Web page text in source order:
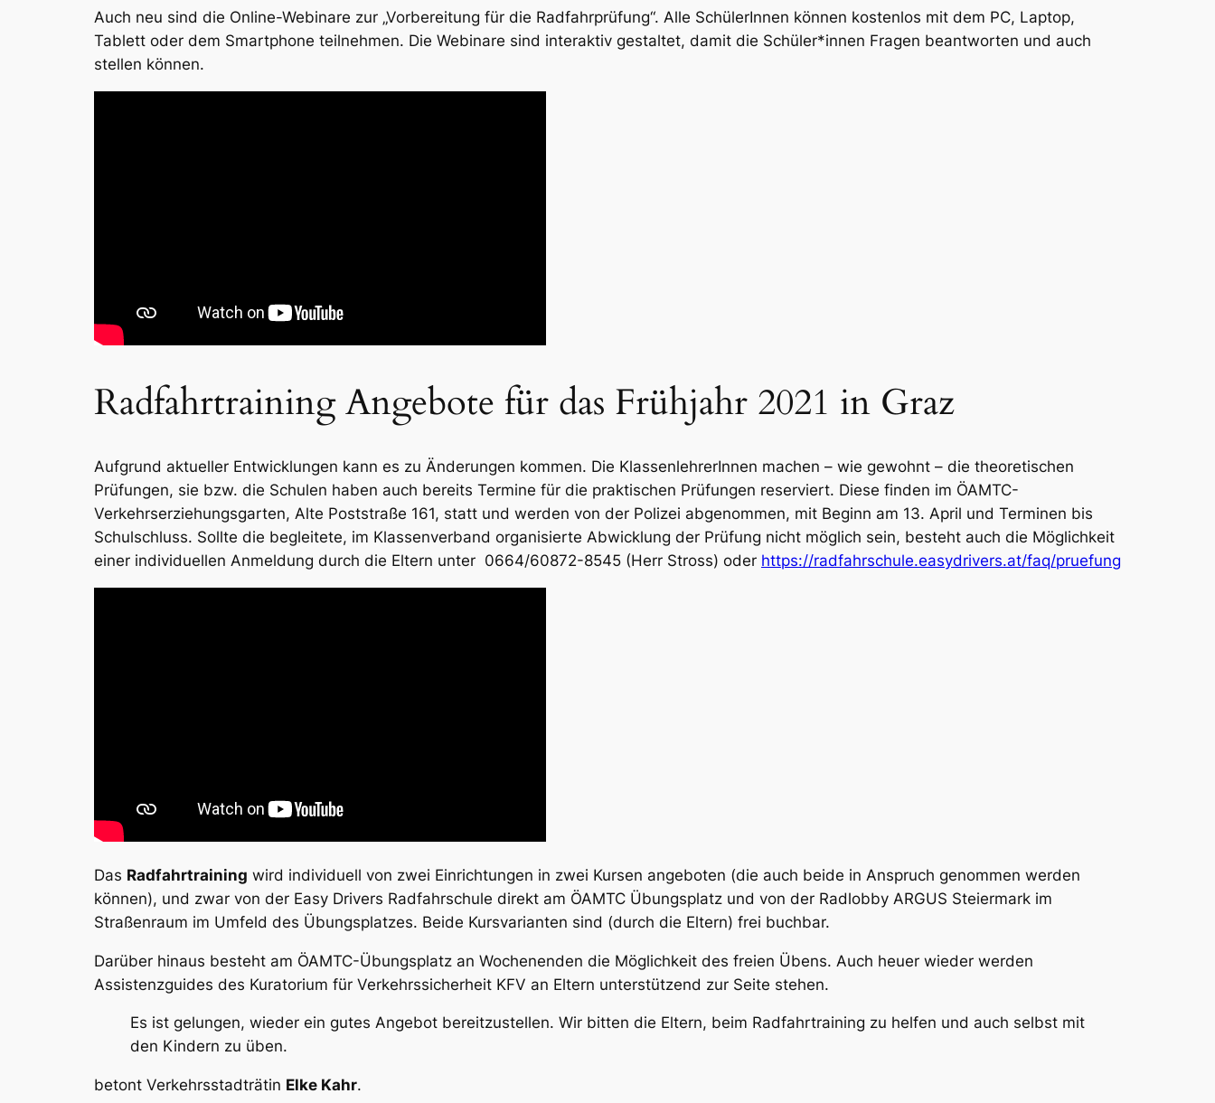
Auch neu sind die Online-Webinare zur „Vorbereitung für die Radfahrprüfung“. Alle SchülerInnen können kostenlos mit dem PC, Laptop,
Tablett oder dem Smartphone teilnehmen. Die Webinare sind interaktiv gestaltet, damit die Schüler*innen Fragen beantworten und auch
stellen können.
Radfahrtraining Angebote für das Frühjahr 2021 in Graz
Aufgrund aktueller Entwicklungen kann es zu Änderungen kommen. Die KlassenlehrerInnen machen – wie gewohnt – die theoretischen
Prüfungen, sie bzw. die Schulen haben auch bereits Termine für die praktischen Prüfungen reserviert. Diese finden im ÖAMTC-
Verkehrserziehungsgarten, Alte Poststraße 161, statt und werden von der Polizei abgenommen, mit Beginn am 13. April und Terminen bis
Schulschluss. Sollte die begleitete, im Klassenverband organisierte Abwicklung der Prüfung nicht möglich sein, besteht auch die Möglichkeit
einer individuellen Anmeldung durch die Eltern unter 0664/60872-8545 (Herr Stross) oder https://radfahrschule.easydrivers.at/faq/pruefung
Das Radfahrtraining wird individuell von zwei Einrichtungen in zwei Kursen angeboten (die auch beide in Anspruch genommen werden
können), und zwar von der Easy Drivers Radfahrschule direkt am ÖAMTC Übungsplatz und von der Radlobby ARGUS Steiermark im
Straßenraum im Umfeld des Übungsplatzes. Beide Kursvarianten sind (durch die Eltern) frei buchbar.
Darüber hinaus besteht am ÖAMTC-Übungsplatz an Wochenenden die Möglichkeit des freien Übens. Auch heuer wieder werden
Assistenzguides des Kuratorium für Verkehrssicherheit KFV an Eltern unterstützend zur Seite stehen.
Es ist gelungen, wieder ein gutes Angebot bereitzustellen. Wir bitten die Eltern, beim Radfahrtraining zu helfen und auch selbst mit
den Kindern zu üben.
betont Verkehrsstadträtin Elke Kahr.